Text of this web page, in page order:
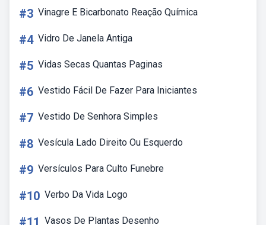
#3 Vinagre E Bicarbonato Reação Química
#4 Vidro De Janela Antiga
#5 Vidas Secas Quantas Paginas
#6 Vestido Fácil De Fazer Para Iniciantes
#7 Vestido De Senhora Simples
#8 Vesícula Lado Direito Ou Esquerdo
#9 Versículos Para Culto Funebre
#10 Verbo Da Vida Logo
#11 Vasos De Plantas Desenho